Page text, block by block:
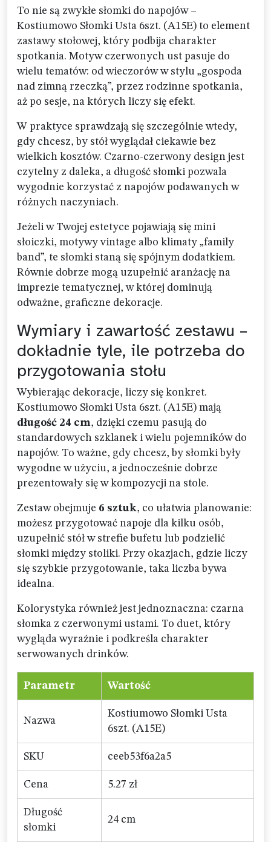
To nie są zwykłe słomki do napojów –
Kostiumowo Słomki Usta 6szt. (A15E) to element
zastawy stołowej, który podbija charakter
spotkania. Motyw czerwonych ust pasuje do
wielu tematów: od wieczorów w stylu „gospoda
nad zimną rzeczką”, przez rodzinne spotkania,
aż po sesje, na których liczy się efekt.
W praktyce sprawdzają się szczególnie wtedy,
gdy chcesz, by stół wyglądał ciekawie bez
wielkich kosztów. Czarno-czerwony design jest
czytelny z daleka, a długość słomki pozwala
wygodnie korzystać z napojów podawanych w
różnych naczyniach.
Jeżeli w Twojej estetyce pojawiają się mini
słoiczki, motywy vintage albo klimaty „family
band”, te słomki staną się spójnym dodatkiem.
Równie dobrze mogą uzupełnić aranżację na
imprezie tematycznej, w której dominują
odważne, graficzne dekoracje.
Wymiary i zawartość zestawu –
dokładnie tyle, ile potrzeba do
przygotowania stołu
Wybierając dekoracje, liczy się konkret.
Kostiumowo Słomki Usta 6szt. (A15E) mają
długość 24 cm, dzięki czemu pasują do
standardowych szklanek i wielu pojemników do
napojów. To ważne, gdy chcesz, by słomki były
wygodne w użyciu, a jednocześnie dobrze
prezentowały się w kompozycji na stole.
Zestaw obejmuje 6 sztuk, co ułatwia planowanie:
możesz przygotować napoje dla kilku osób,
uzupełnić stół w strefie bufetu lub podzielić
słomki między stoliki. Przy okazjach, gdzie liczy
się szybkie przygotowanie, taka liczba bywa
idealna.
Kolorystyka również jest jednoznaczna: czarna
słomka z czerwonymi ustami. To duet, który
wygląda wyraźnie i podkreśla charakter
serwowanych drinków.
Parametr Wartość
Nazwa
Kostiumowo Słomki Usta
6szt. (A15E)
SKU ceeb53f6a2a5
Cena 5.27 zł
Długość
słomki
24 cm